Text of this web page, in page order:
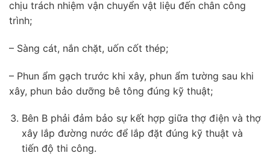
chịu trách nhiệm vận chuyển vật liệu đến chân công
trình;
– Sàng cát, nắn chặt, uốn cốt thép;
– Phun ẩm gạch trước khi xây, phun ẩm tường sau khi
xây, phun bảo dưỡng bê tông đúng kỹ thuật;
Bên B phải đảm bảo sự kết hợp giữa thợ điện và thợ
xây lắp đường nước để lắp đặt đúng kỹ thuật và
tiến độ thi công.